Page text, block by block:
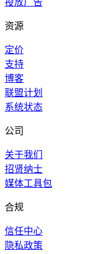
投放广告
资源
定价
支持
博客
联盟计划
系统状态
公司
关于我们
招贤纳士
媒体工具包
合规
信任中心
隐私政策